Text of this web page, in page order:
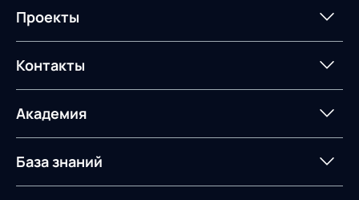
Интегрированное
планирование
Управление
контейнерным
терминалом
Оборудование для склада
Техническое оснащение
Постпроектное
Портал техподдержки
Проекты
Проекты
Контакты
Контакты
Академия
Предложение для
База знаний